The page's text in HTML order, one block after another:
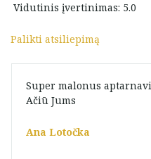
Vidutinis įvertinimas: 5.0
Palikti atsiliepimą
Super malonus
Ačiū Jums
Ana Lotočka